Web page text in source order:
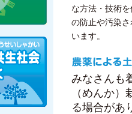
な方法・技術
の防止や汚染
います。
みなさんも
（めんか）
る場合があ